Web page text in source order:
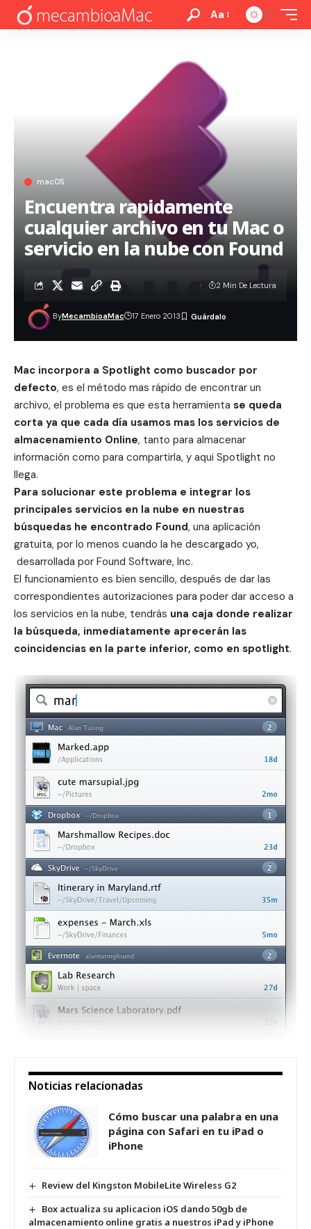
Aa
macOS
Encuentra rapidamente
cualquier archivo en tu Mac o
servicio en la nube con Found
ByMecambioaMac 17 Enero 2013
2 Min De Lectura
Mac incorpora a Spotlight como buscador por
defecto, es el método mas rápido de encontrar un
archivo, el problema es que esta herramienta se queda
corta ya que cada día usamos mas los servicios de
almacenamiento Online, tanto para almacenar
información como para compartirla, y aqui Spotlight no
llega.
Para solucionar este problema e integrar los
principales servicios en la nube en nuestras
búsquedas he encontrado Found, una aplicación
gratuita, por lo menos cuando la he descargado yo,
desarrollada por Found Software, Inc.
El funcionamiento es bien sencillo, después de dar las
correspondientes autorizaciones para poder dar acceso a
los servicios en la nube, tendrás una caja donde realizar
la búsqueda, inmediatamente aprecerán las
coincidencias en la parte inferior, como en spotlight.
Noticias relacionadas
Cómo buscar una palabra en una
página con Safari en tu iPad o
iPhone
Review del Kingston MobileLite Wireless G2
Box actualiza su aplicacion iOS dando 50gb de
almacenamiento online gratis a nuestros iPad y iPhone